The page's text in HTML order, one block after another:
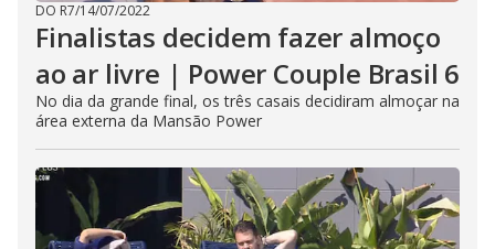
DO R7/14/07/2022
Finalistas decidem fazer almoço
ao ar livre | Power Couple Brasil 6
No dia da grande final, os três casais decidiram almoçar na
área externa da Mansão Power